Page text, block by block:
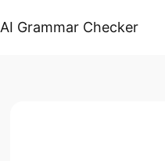
AI Grammar Checker